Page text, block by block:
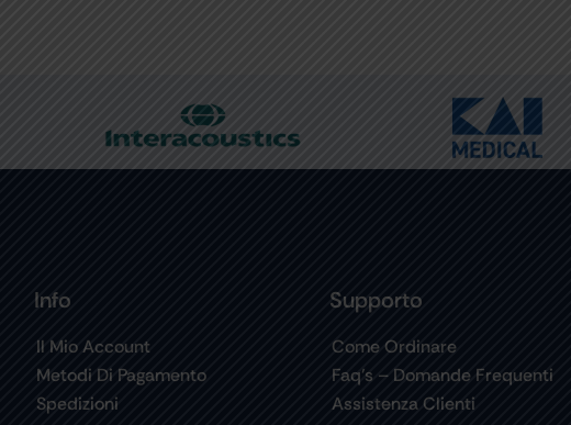
Info
Il Mio Account
Metodi Di Pagamento
Spedizioni
Supporto
Come Ordinare
Faq’s – Domande Frequenti
Assistenza Clienti